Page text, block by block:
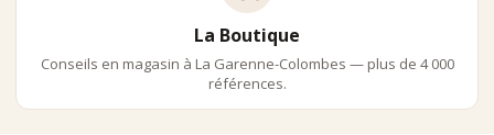
La Boutique
Conseils en magasin à La Garenne-Colombes — plus de 4 000
références.